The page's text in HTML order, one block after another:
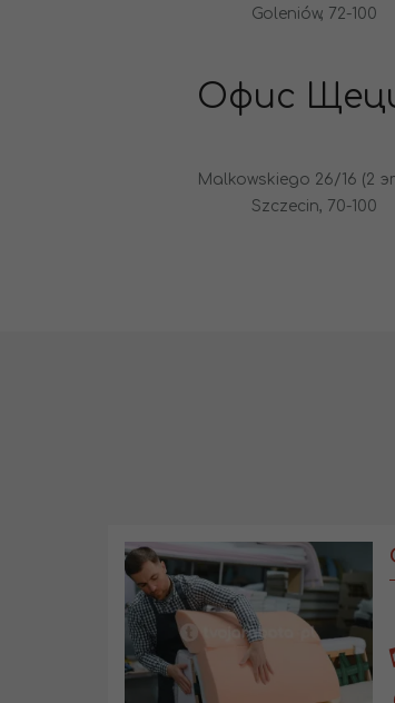
Goleniów, 72-100
Офис
Malkowskiego 26/16 (2
Szczecin, 70-100